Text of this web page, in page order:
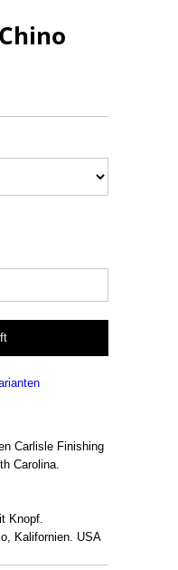
Carlisle Finishing
Carolina.
Knopf.
Kalifornien. USA